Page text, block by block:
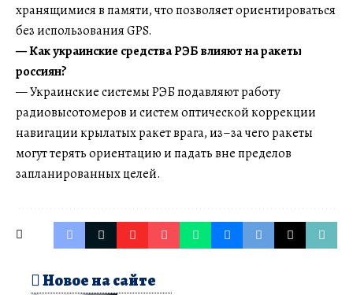
хранящимися в памяти, что позволяет ориентироваться
без использования GPS.
— Как украинские средства РЭБ влияют на ракеты
россиян?
— Украинские системы РЭБ подавляют работу
радиовысотомеров и систем оптической коррекции
навигации крылатых ракет врага, из–за чего ракеты
могут терять ориентацию и падать вне пределов
запланированных целей.
Новое на сайте